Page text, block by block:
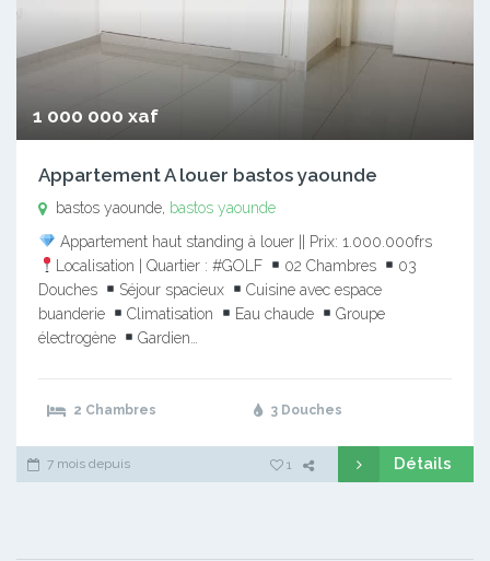
1 000 000 xaf
Appartement A louer bastos yaounde
bastos yaounde, bastos yaounde
Appartement haut standing à louer || Prix: 1.000.000frs
Localisation | Quartier : #GOLF
02 Chambres
03
Douches
Séjour spacieux
Cuisine avec espace
buanderie
Climatisation Eau chaude
Groupe
électrogène
Gardien…
2 Chambres 3 Douches
7 mois depuis 1 Détails